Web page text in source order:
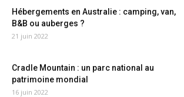
Hébergements en Australie : camping, van,
B&B ou auberges ?
21 juin 2022
Cradle Mountain : un parc national au
patrimoine mondial
16 juin 2022